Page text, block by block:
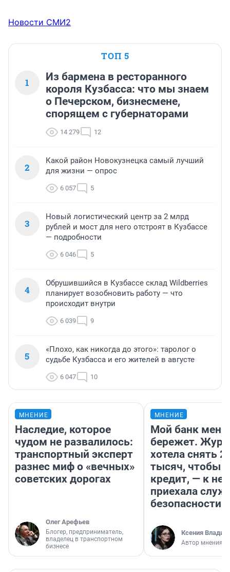
Новости СМИ2
ТОП 5
1
Из бармена в ресторанного
короля Кузбасса: что мы знаем
о Печерском, бизнесмене,
спорящем с губернаторами
14 279 12
2
Какой район Новокузнецка самый лучший
для жизни — опрос
6 057 5
3
Новый логистический центр за 2 млрд
рублей и мост для него отстроят в Кузбассе
— подробности
6 046 5
4
Обрушившийся в Кузбассе склад Wildberries
планирует возобновить работу — что
происходит внутри
6 039 9
5
«Плохо, как никогда до этого»: таролог о
судьбе Кузбасса и его жителей в августе
6 047 10
МНЕНИЕ
Наследие, которое
чудом не развалилось:
транспортный эксперт
разнес миф о «вечных»
советских дорогах
Олег Арефьев
Блогер, предприниматель,
владелец в транспортном
бизнесе
МНЕНИЕ
Мой банк меня
бережет.
хотела снять
тысяч, чтобы
кредит, — к
приехала
безопасности
Ксения
Автор мнения